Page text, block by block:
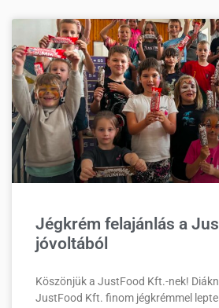
Jégkrém felajánlás a
jóvoltából
Köszönjük a JustFood Kft.-nek!
JustFood Kft. finom jégkrémmel